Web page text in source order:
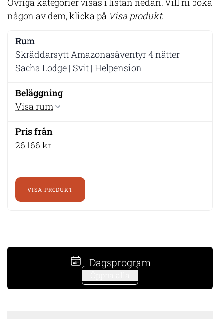
Övriga kategorier visas i listan nedan. Vill ni boka
någon av dem, klicka på Visa produkt.
Skräddarsytt Amazonasäventyr 4 nätter
Sacha Lodge | Svit | Helpension
Visa rum
26 166 kr
VISA PRODUKT
Dagsprogram